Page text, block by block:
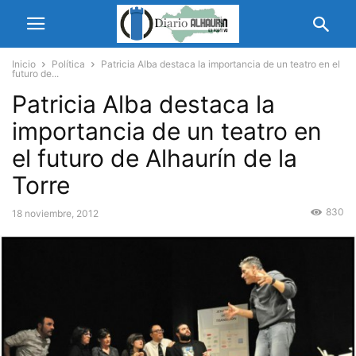
Inicio Política
Patricia Alba destaca la importancia de un teatro en el
futuro de...
Patricia Alba destaca la
importancia de un teatro en
el futuro de Alhaurín de la
Torre
18 noviembre, 2012 830